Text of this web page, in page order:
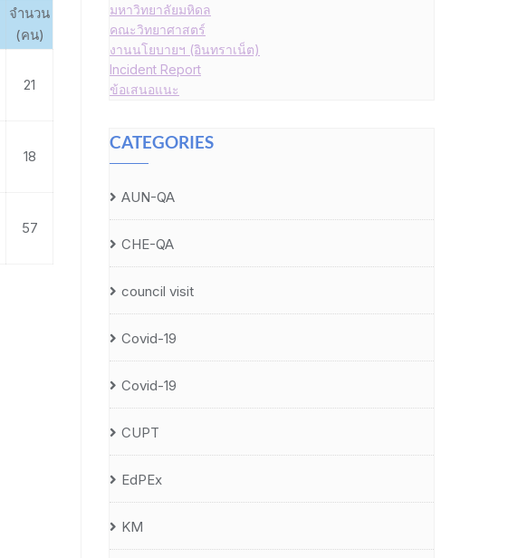
จำนวน
(คน)
21
18
57
มหาวิทยาลัยมหิดล
คณะวิทยาศาสตร์
งานนโยบายฯ (อินทราเน็ต)
Incident Report
ข้อเสนอแนะ
CATEGORIES
AUN-QA
CHE-QA
council visit
Covid-19
Covid-19
CUPT
EdPEx
KM